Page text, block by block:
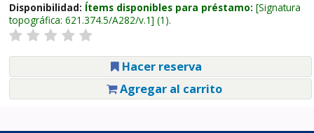
Disponibilidad: Ítems disponibles para préstamo: Signatura
topográfica: 621.374.5/A282/v.1 (1).
Hacer reserva
Agregar al carrito